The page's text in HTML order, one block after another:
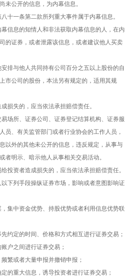
未公开的信息，为内幕信息。
十一条第二款所列重大事件属于内幕信息。
信息的知情人和非法获取内幕信息的人，在内
的证券，或者泄露该信息，或者建议他人买卖
排与他人共同持有公司百分之五以上股份的自
市公司的股份，本法另有规定的，适用其规
损失的，应当依法承担赔偿责任。
场所、证券公司、证券登记结算机构、证券服
员、有关监管部门或者行业协会的工作人员，
以外的其他未公开的信息，违反规定，从事与
者明示、暗示他人从事相关交易活动。
投资者造成损失的，应当依法承担赔偿责任。
下列手段操纵证券市场，影响或者意图影响证
，集中资金优势、持股优势或者利用信息优势联
先约定的时间、价格和方式相互进行证券交易；
户之间进行证券交易；
繁或者大量申报并撤销申报；
定的重大信息，诱导投资者进行证券交易；